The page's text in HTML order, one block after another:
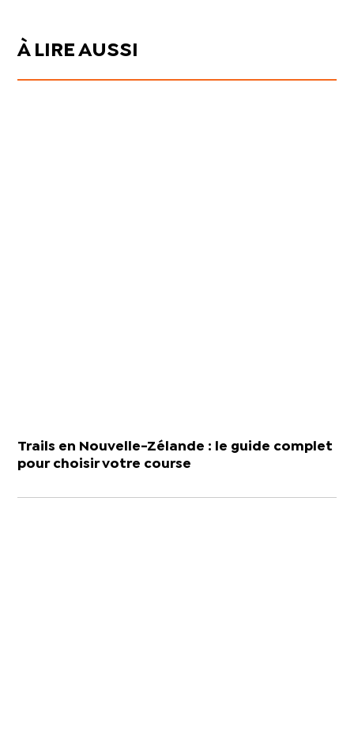
À LIRE AUSSI
Trails en Nouvelle-Zélande : le guide complet
pour choisir votre course